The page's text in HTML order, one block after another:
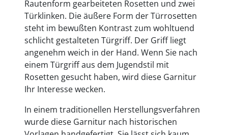
Rautenform gearbeiteten Rosetten und zwei
Türklinken. Die äußere Form der Türrosetten
steht im bewußten Kontrast zum wohltuend
schlicht gestalteten Türgriff. Der Griff liegt
angenehm weich in der Hand. Wenn Sie nach
einem Türgriff aus dem Jugendstil mit
Rosetten gesucht haben, wird diese Garnitur
Ihr Interesse wecken.
In einem traditionellen Herstellungsverfahren
wurde diese Garnitur nach historischen